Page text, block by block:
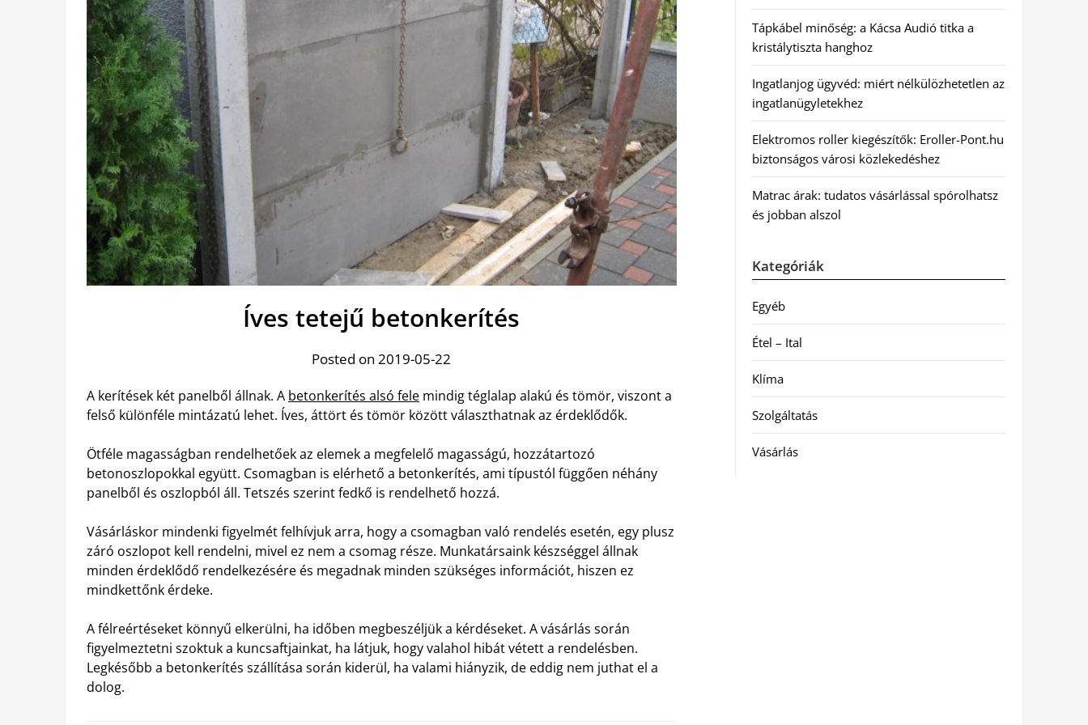
Íves tetejű betonkerítés
Posted on 2019-05-22
A kerítések két panelből állnak. A betonkerítés alsó fele mindig téglalap alakú és tömör, viszont a
felső különféle mintázatú lehet. Íves, áttört és tömör között választhatnak az érdeklődők.
Ötféle magasságban rendelhetőek az elemek a megfelelő magasságú, hozzátartozó
betonoszlopokkal együtt. Csomagban is elérhető a betonkerítés, ami típustól függően néhány
panelből és oszlopból áll. Tetszés szerint fedkő is rendelhető hozzá.
Vásárláskor mindenki figyelmét felhívjuk arra, hogy a csomagban való rendelés esetén, egy plusz
záró oszlopot kell rendelni, mivel ez nem a csomag része. Munkatársaink készséggel állnak
minden érdeklődő rendelkezésére és megadnak minden szükséges információt, hiszen ez
mindkettőnk érdeke.
A félreértéseket könnyű elkerülni, ha időben megbeszéljük a kérdéseket. A vásárlás során
figyelmeztetni szoktuk a kuncsaftjainkat, ha látjuk, hogy valahol hibát vétett a rendelésben.
Legkésőbb a betonkerítés szállítása során kiderül, ha valami hiányzik, de eddig nem juthat el a
dolog.
Tápkábel minőség: a Kácsa Audió titka a
kristálytiszta hanghoz
Ingatlanjog ügyvéd: miért nélkülözhetetlen az
ingatlanügyletekhez
Elektromos roller kiegészítők: Eroller-Pont.hu
biztonságos városi közlekedéshez
Matrac árak: tudatos vásárlással spórolhatsz
és jobban alszol
Kategóriák
Egyéb
Étel – Ital
Klíma
Szolgáltatás
Vásárlás